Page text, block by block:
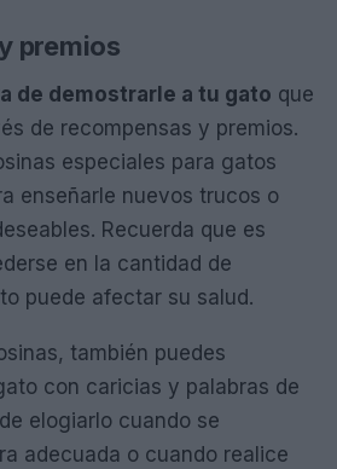
premios
de demostrarle a tu gato que
de recompensas y premios.
especiales para gatos
enseñarle nuevos trucos o
Recuerda que es
en la cantidad de
puede afectar su salud.
también puedes
con caricias y palabras de
elogiarlo cuando se
adecuada o cuando realice